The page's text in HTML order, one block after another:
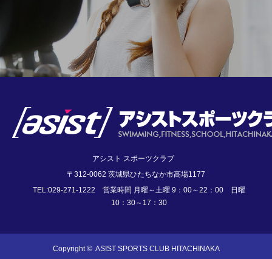
アシスト スポーツクラブ
〒312-0062 茨城県ひたちなか市高場1177
TEL:029-271-1222 営業時間 月曜～土曜 9：00～22：00 日曜
10：30～17：30
Copyright © ASIST SPORTS CLUB HITACHINAKA